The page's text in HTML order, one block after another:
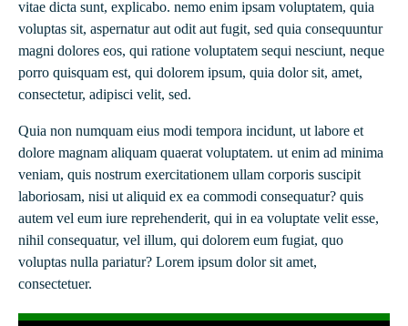
vitae dicta sunt, explicabo. nemo enim ipsam voluptatem, quia
voluptas sit, aspernatur aut odit aut fugit, sed quia consequuntur
magni dolores eos, qui ratione voluptatem sequi nesciunt, neque
porro quisquam est, qui dolorem ipsum, quia dolor sit, amet,
consectetur, adipisci velit, sed.
Quia non numquam eius modi tempora incidunt, ut labore et
dolore magnam aliquam quaerat voluptatem. ut enim ad minima
veniam, quis nostrum exercitationem ullam corporis suscipit
laboriosam, nisi ut aliquid ex ea commodi consequatur? quis
autem vel eum iure reprehenderit, qui in ea voluptate velit esse,
nihil consequatur, vel illum, qui dolorem eum fugiat, quo
voluptas nulla pariatur? Lorem ipsum dolor sit amet,
consectetuer.